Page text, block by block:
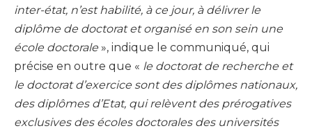
inter-état, n’est habilité, à ce jour, à délivrer le
diplôme de doctorat et organisé en son sein une
école doctorale », indique le communiqué, qui
précise en outre que « le doctorat de recherche et
le doctorat d’exercice sont des diplômes nationaux,
des diplômes d’Etat, qui relèvent des prérogatives
exclusives des écoles doctorales des universités